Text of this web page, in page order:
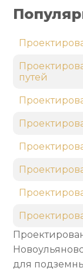
для
путей